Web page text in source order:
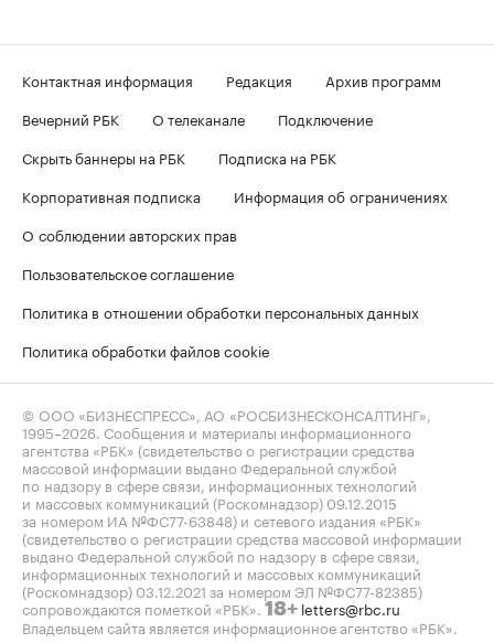
Контактная информация Редакция
Архив программ
Вечерний РБК
О телеканале
Подключение
Скрыть баннеры на РБК
Подписка на РБК
Корпоративная подписка
Информация об ограничениях
О соблюдении авторских прав
Пользовательское соглашение
Политика в отношении обработки персональных данных
Политика обработки файлов cookie
© ООО «БИЗНЕСПРЕСС», АО «РОСБИЗНЕСКОНСАЛТИНГ»,
1995–2026 . Сообщения и материалы информационного
агентства «РБК» (свидетельство о регистрации средства
массовой информации выдано Федеральной службой
по надзору в сфере связи, информационных технологий
и массовых коммуникаций (Роскомнадзор) 09.12.2015
за номером ИА №ФС77-63848) и сетевого издания «РБК»
(свидетельство о регистрации средства массовой информации
выдано Федеральной службой по надзору в сфере связи,
информационных технологий и массовых коммуникаций
(Роскомнадзор) 03.12.2021 за номером ЭЛ №ФС77-82385)
сопровождаются пометкой «РБК». 18+ letters@rbc.ru
Владельцем сайта является информационное агентство «РБК».